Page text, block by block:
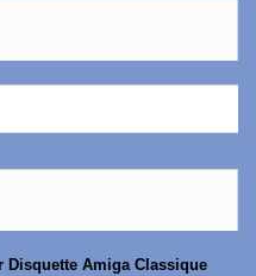
Disquette Amiga Classique